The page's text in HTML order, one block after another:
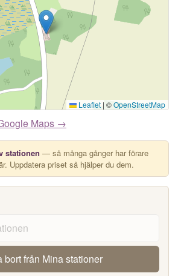
Leaflet | ©OpenStreetMap
Maps →
stationen — så många gånger har förare
Uppdatera priset så hjälper du dem.
bort från Mina stationer